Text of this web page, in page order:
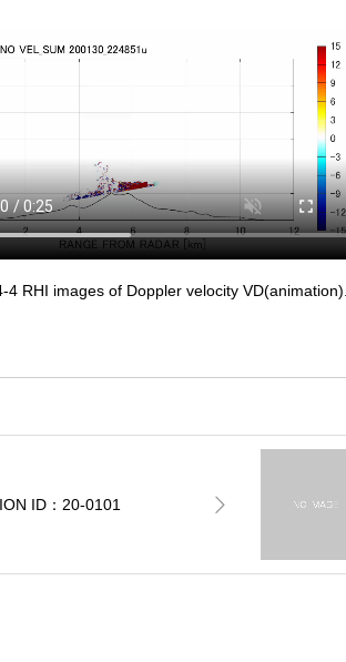
4 RHI images of Doppler velocity
ID：20-0101